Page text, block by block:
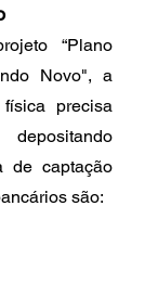
“Plano
Novo", a
precisa
de captação
são: